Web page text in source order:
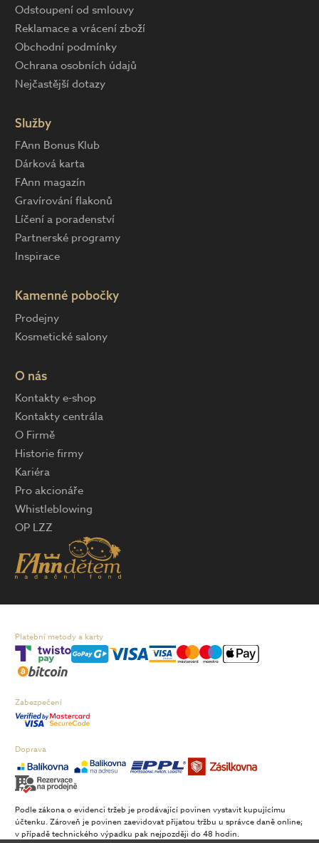
Odstoupení od smlouvy
Reklamace a vrácení zboží
Obchodní podmínky
Ochrana osobních údajů
Nejčastější dotazy
Služby
FAnn Bonus Klub
Dárková karta
FAnn magazín
Gravírování flakonů
Líčení a poradenství
Partnerské programy
Inspirace
Kamenné pobočky
Prodejny
Kosmetické salony
O nás
Kontakty e-shop
Kontakty centrála
O Firmě
Historie firmy
Kariéra
Pro akcionáře
Whistleblowing
OP LZZ
Platební metody a karty
Zabezpečení
Doprava
Podle zákona o evidenci tržeb je prodávající povinen vystavit kupujícímu
účtenku. Zároveň je povinen zaevidovat přijatou tržbu u správce daně online;
v případě technického výpadku pak nejpozději do 48 hodin.